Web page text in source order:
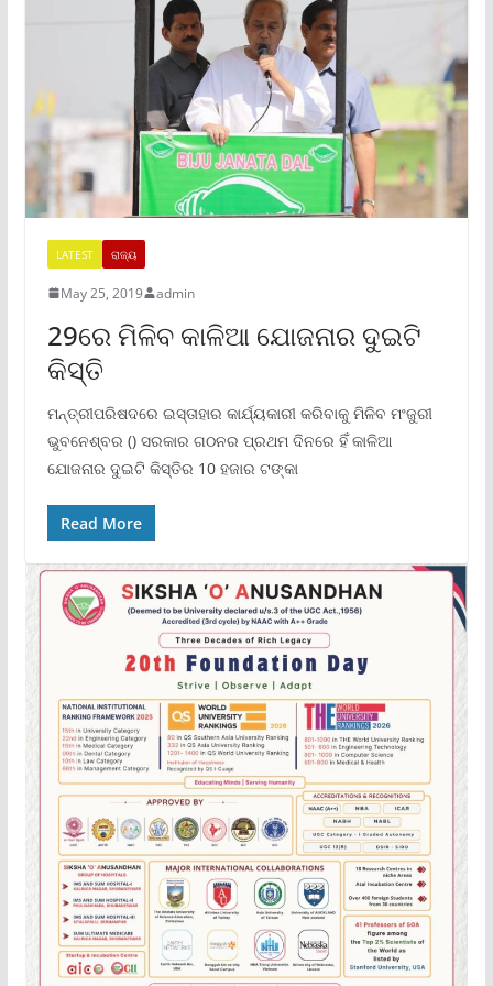
LATEST ରାଜ୍ୟ
May 25, 2019 admin
29ରେ ମିଳିବ କାଳିଆ ଯୋଜନାର ଦୁଇଟି
କିସ୍ତି
ମନ୍ତ୍ରୀପରିଷଦରେ ଇସ୍ତାହାର କାର୍ଯ୍ୟକାରୀ କରିବାକୁ ମିଳିବ ମଂଜୁରୀ
ଭୁବନେଶ୍ବର () ସରକାର ଗଠନର ପ୍ରଥମ ଦିନରେ ହିଁ କାଳିଆ
ଯୋଜନାର ଦୁଇଟି କିସ୍ତିର 10 ହଜାର ଟଙ୍କା
Read More